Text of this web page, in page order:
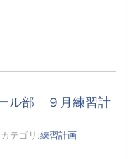
ル部 ９月練習計
カテゴリ:練習計画